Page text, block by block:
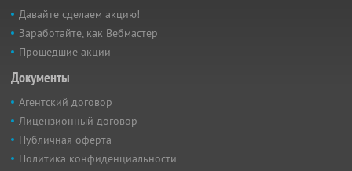
Давайте сделаем акцию!
Заработайте, как Вебмастер
Прошедшие акции
Документы
Агентский договор
Лицензионный договор
Публичная оферта
Политика конфиденциальности